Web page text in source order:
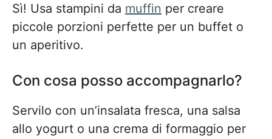
Sì! Usa stampini da muffin per creare
piccole porzioni perfette per un buffet o
un aperitivo.
Con cosa posso accompagnarlo?
Servilo con un’insalata fresca, una salsa
allo yogurt o una crema di formaggio per